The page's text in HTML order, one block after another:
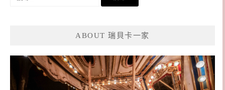
ABOUT 瑞貝卡一家